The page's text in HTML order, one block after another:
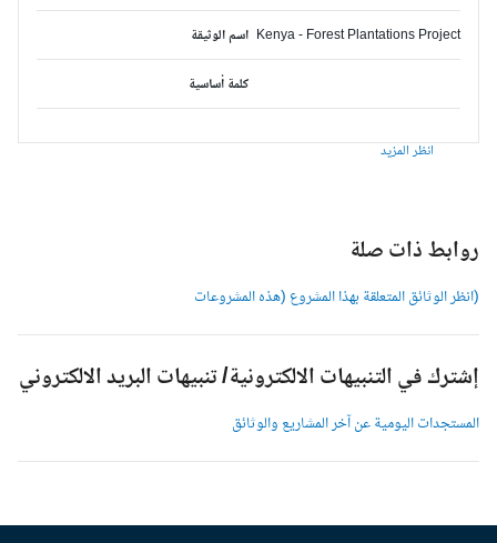
اسم الوثيقة Kenya - Forest Plantations Project
كلمة أساسية
انظر المزيد
روابط ذات صلة
(انظر الوثائق المتعلقة بهذا المشروع (هذه المشروعات
إشترك في التنبيهات الالكترونية/ تنبيهات البريد الالكتروني
المستجدات اليومية عن آخر المشاريع والوثائق